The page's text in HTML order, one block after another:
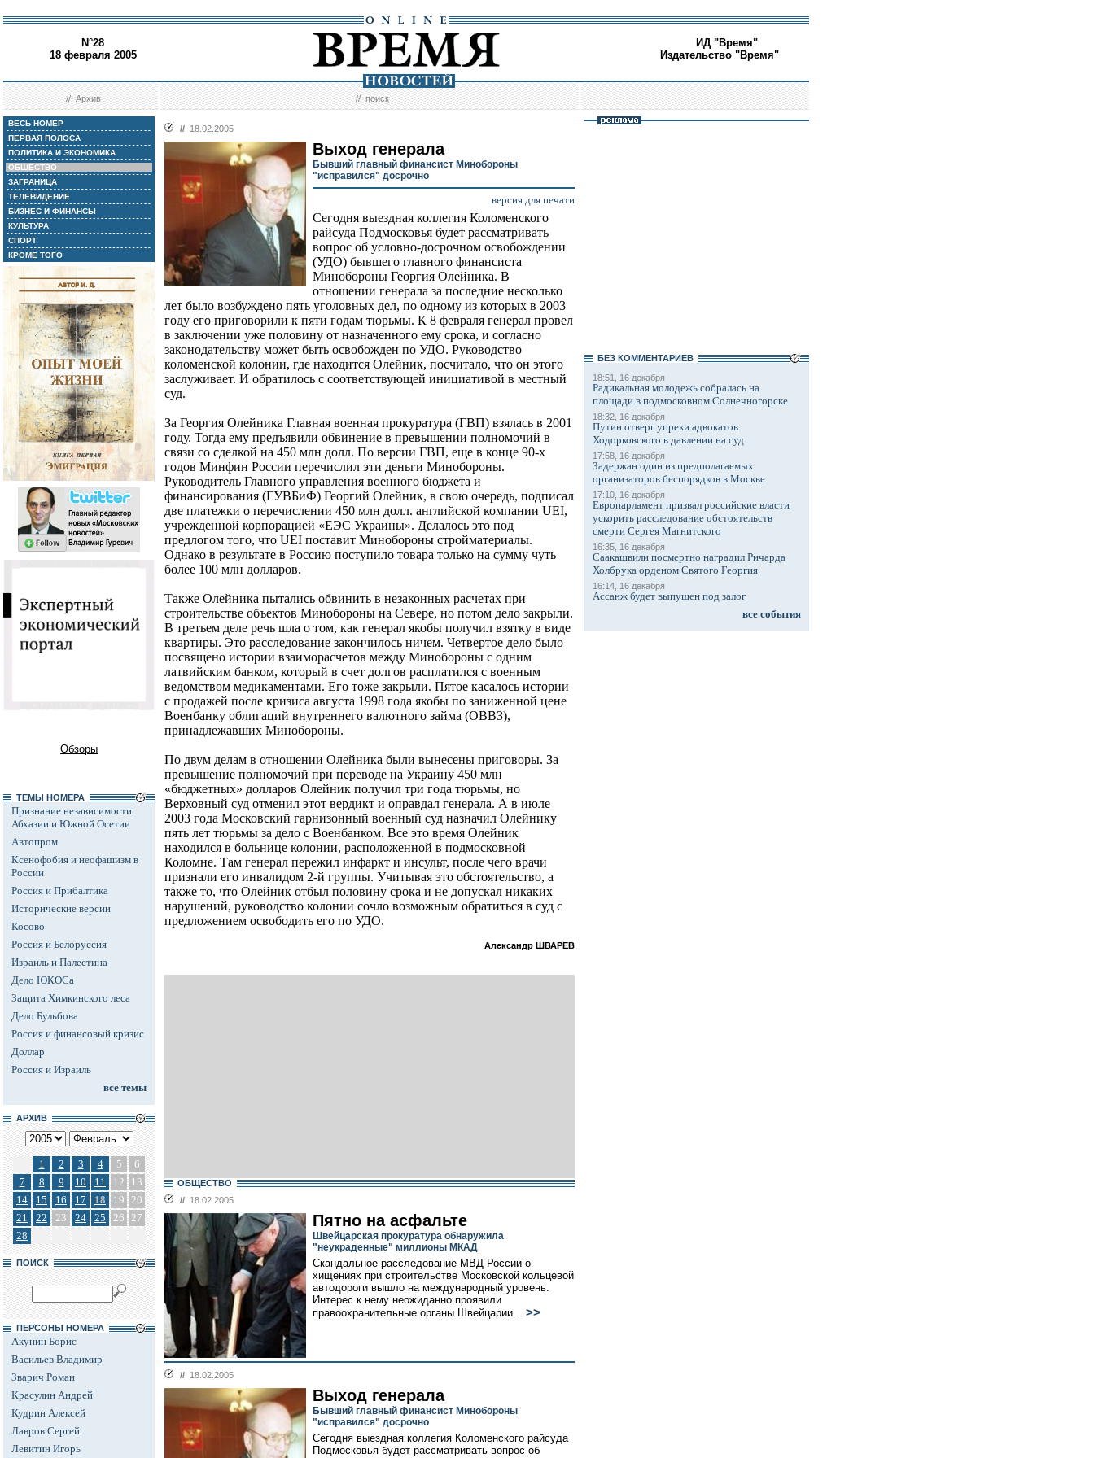
N°28
18 февраля 2005
ИД "Время"
Издательство "Время"
//Архив //поиск
ВЕСЬ НОМЕР
ПЕРВАЯ ПОЛОСА
ПОЛИТИКА И ЭКОНОМИКА
ОБЩЕСТВО
ЗАГРАНИЦА
ТЕЛЕВИДЕНИЕ
БИЗНЕС И ФИНАНСЫ
КУЛЬТУРА
СПОРТ
КРОМЕ ТОГО
Обзоры
ТЕМЫ НОМЕРА
Признание независимости
Абхазии и Южной Осетии
Автопром
Ксенофобия и неофашизм в
России
Россия и Прибалтика
Исторические версии
Косово
Россия и Белоруссия
Израиль и Палестина
Дело ЮКОСа
Защита Химкинского леса
Дело Бульбова
Россия и финансовый кризис
Доллар
Россия и Израиль
все темы
АРХИВ
1 2 3 4 5
6
7
8 9 10 11 12
13
14
15 16 17 18 19 20
21
22 23 24 25 26 27
28
ПОИСК
ПЕРСОНЫ НОМЕРА
Акунин Борис
Васильев Владимир
Зварич Роман
Красулин Андрей
Кудрин Алексей
Лавров Сергей
Левитин Игорь
// 18.02.2005
Выход генерала
Бывший главный финансист Минобороны
"исправился" досрочно
версия для печати
Сегодня выездная коллегия Коломенского
райсуда Подмосковья будет рассматривать
вопрос об условно-досрочном освобождении
(УДО) бывшего главного финансиста
Минобороны Георгия Олейника. В
отношении генерала за последние несколько
лет было возбуждено пять уголовных дел, по одному из которых в 2003
году его приговорили к пяти годам тюрьмы. К 8 февраля генерал провел
в заключении уже половину от назначенного ему срока, и согласно
законодательству может быть освобожден по УДО. Руководство
коломенской колонии, где находится Олейник, посчитало, что он этого
заслуживает. И обратилось с соответствующей инициативой в местный
суд.
За Георгия Олейника Главная военная прокуратура (ГВП) взялась в 2001
году. Тогда ему предъявили обвинение в превышении полномочий в
связи со сделкой на 450 млн долл. По версии ГВП, еще в конце 90-х
годов Минфин России перечислил эти деньги Минобороны.
Руководитель Главного управления военного бюджета и
финансирования (ГУВБиФ) Георгий Олейник, в свою очередь, подписал
две платежки о перечислении 450 млн долл. английской компании UEI,
учрежденной корпорацией «ЕЭС Украины». Делалось это под
предлогом того, что UEI поставит Минобороны стройматериалы.
Однако в результате в Россию поступило товара только на сумму чуть
более 100 млн долларов.
Также Олейника пытались обвинить в незаконных расчетах при
строительстве объектов Минобороны на Севере, но потом дело закрыли.
В третьем деле речь шла о том, как генерал якобы получил взятку в виде
квартиры. Это расследование закончилось ничем. Четвертое дело было
посвящено истории взаиморасчетов между Минобороны с одним
латвийским банком, который в счет долгов расплатился с военным
ведомством медикаментами. Его тоже закрыли. Пятое касалось истории
с продажей после кризиса августа 1998 года якобы по заниженной цене
Военбанку облигаций внутреннего валютного займа (ОВВЗ),
принадлежавших Минобороны.
По двум делам в отношении Олейника были вынесены приговоры. За
превышение полномочий при переводе на Украину 450 млн
«бюджетных» долларов Олейник получил три года тюрьмы, но
Верховный суд отменил этот вердикт и оправдал генерала. А в июле
2003 года Московский гарнизонный военный суд назначил Олейнику
пять лет тюрьмы за дело с Военбанком. Все это время Олейник
находился в больнице колонии, расположенной в подмосковной
Коломне. Там генерал пережил инфаркт и инсульт, после чего врачи
признали его инвалидом 2-й группы. Учитывая это обстоятельство, а
также то, что Олейник отбыл половину срока и не допускал никаких
нарушений, руководство колонии сочло возможным обратиться в суд с
предложением освободить его по УДО.
Александр ШВАРЕВ
ОБЩЕСТВО
// 18.02.2005
Пятно на асфальте
Швейцарская прокуратура обнаружила
"неукраденные" миллионы МКАД
Скандальное расследование МВД России о
хищениях при строительстве Московской кольцевой
автодороги вышло на международный уровень.
Интерес к нему неожиданно проявили
правоохранительные органы Швейцарии... >>
// 18.02.2005
Выход генерала
Бывший главный финансист Минобороны
"исправился" досрочно
Сегодня выездная коллегия Коломенского райсуда
Подмосковья будет рассматривать вопрос об
БЕЗ КОМMЕНТАРИЕВ
18:51, 16 декабря
Радикальная молодежь собралась на
площади в подмосковном Солнечногорске
18:32, 16 декабря
Путин отверг упреки адвокатов
Ходорковского в давлении на суд
17:58, 16 декабря
Задержан один из предполагаемых
организаторов беспорядков в Москве
17:10, 16 декабря
Европарламент призвал российские власти
ускорить расследование обстоятельств
смерти Сергея Магнитского
16:35, 16 декабря
Саакашвили посмертно наградил Ричарда
Холбрука орденом Святого Георгия
16:14, 16 декабря
Ассанж будет выпущен под залог
все события